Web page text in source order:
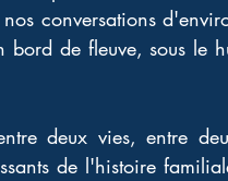
conversations
de fleuve, sous le
deux vies, entre
de l'histoire